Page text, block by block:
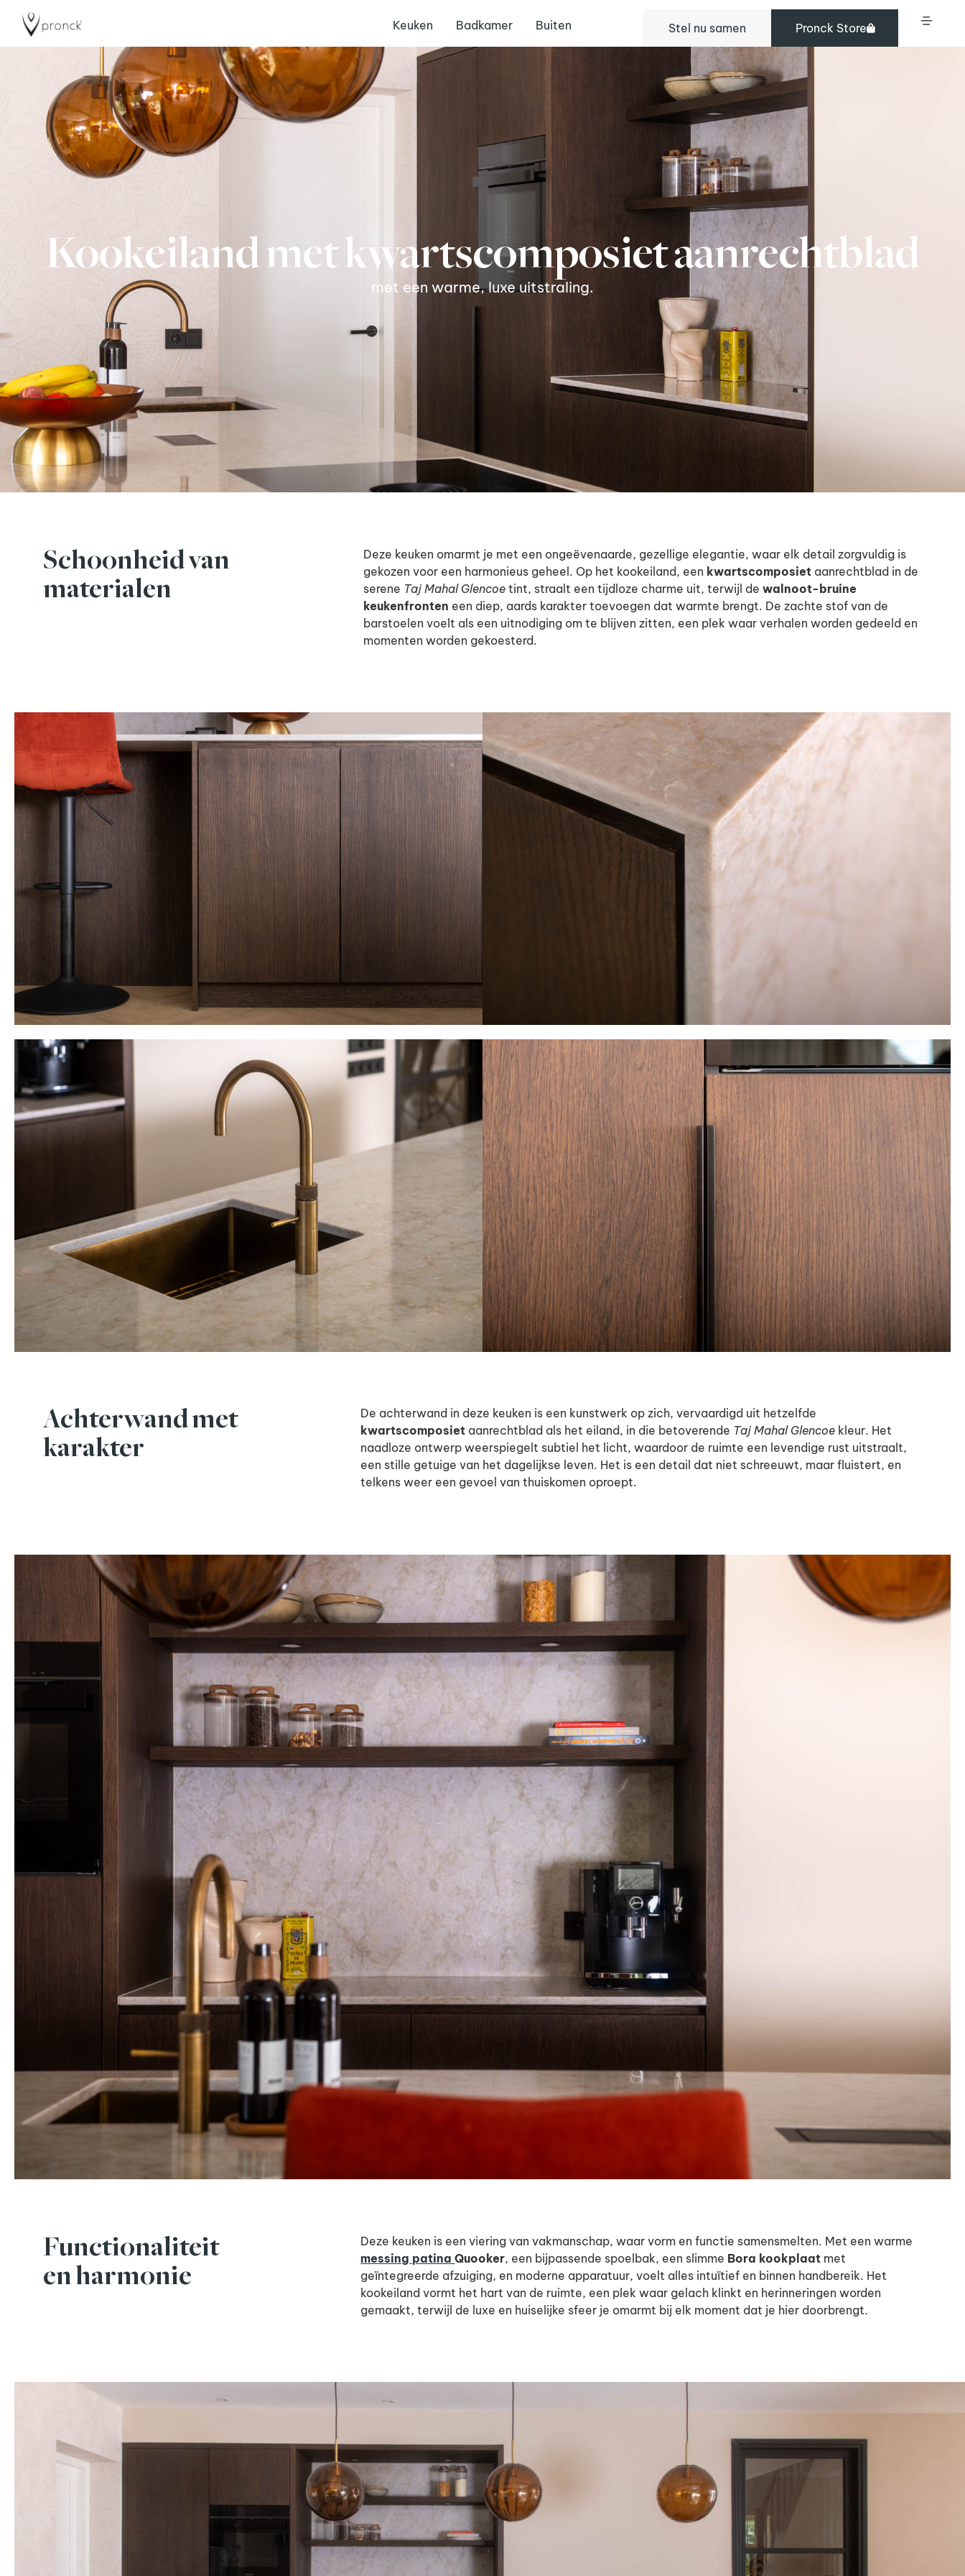
Keuken Badkamer Buiten Stel nu samen Pronck Store
Kookeiland met kwartscomposiet aanrechtblad
met een warme, luxe uitstraling.
Schoonheid van
materialen
Deze keuken omarmt je met een ongeëvenaarde, gezellige elegantie, waar elk detail zorgvuldig is
gekozen voor een harmonieus geheel. Op het kookeiland, een kwartscomposietaanrechtblad in de
serene Taj Mahal Glencoetint, straalt een tijdloze charme uit, terwijl de walnoot-bruine
keukenfronten een diep, aards karakter toevoegen dat warmte brengt. De zachte stof van de
barstoelen voelt als een uitnodiging om te blijven zitten, een plek waar verhalen worden gedeeld en
momenten worden gekoesterd.
Achterwand met
karakter
De achterwand in deze keuken is een kunstwerk op zich, vervaardigd uit hetzelfde
kwartscomposiet aanrechtblad als het eiland, in die betoverende Taj Mahal Glencoe kleur. Het
naadloze ontwerp weerspiegelt subtiel het licht, waardoor de ruimte een levendige rust uitstraalt,
een stille getuige van het dagelijkse leven. Het is een detail dat niet schreeuwt, maar fluistert, en
telkens weer een gevoel van thuiskomen oproept.
Functionaliteit
en harmonie
Deze keuken is een viering van vakmanschap, waar vorm en functie samensmelten. Met een warme
messing patina Quooker, een bijpassende spoelbak, een slimme Bora kookplaat met
geïntegreerde afzuiging, en moderne apparatuur, voelt alles intuïtief en binnen handbereik. Het
kookeiland vormt het hart van de ruimte, een plek waar gelach klinkt en herinneringen worden
gemaakt, terwijl de luxe en huiselijke sfeer je omarmt bij elk moment dat je hier doorbrengt.